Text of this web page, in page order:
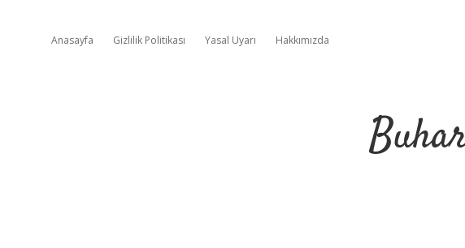
Anasayfa Gizlilik Politikası Yasal Uyarı Hakkımızda